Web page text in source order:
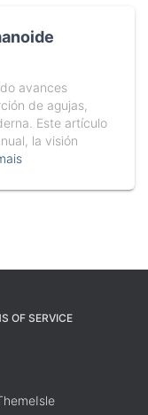
avances
de agujas,
Este artículo
la visión
OF SERVICE